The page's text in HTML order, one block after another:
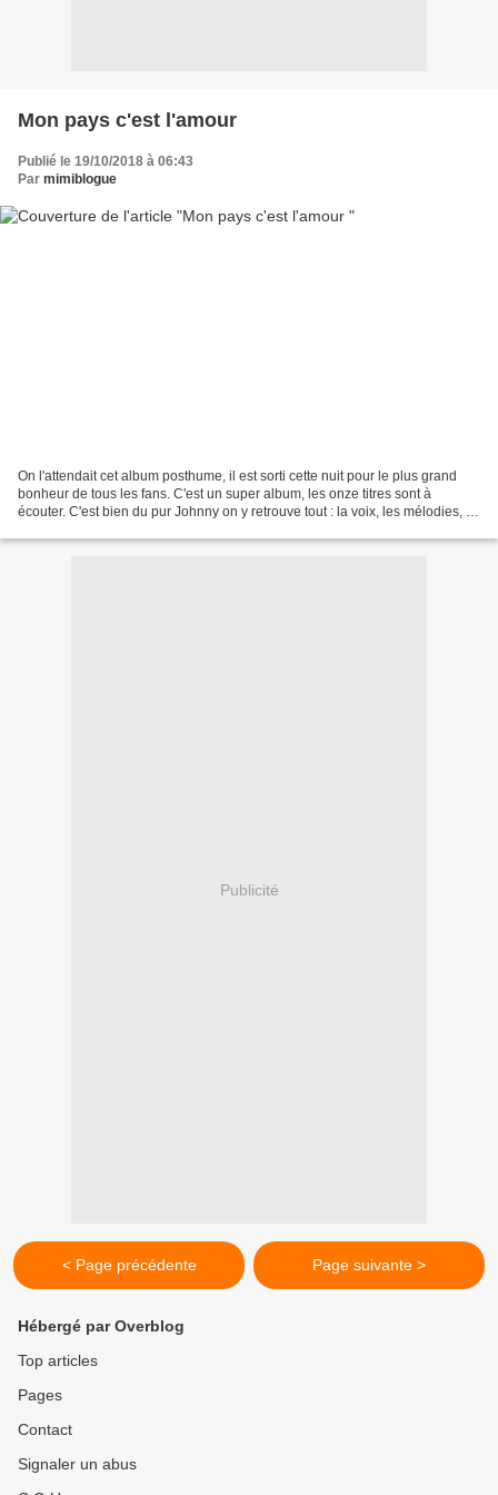
Mon pays c'est l'amour
Publié le 19/10/2018 à 06:43
Par mimiblogue
On l'attendait cet album posthume, il est sorti cette nuit pour le plus grand
bonheur de tous les fans. C'est un super album, les onze titres sont à
écouter. C'est bien du pur Johnny on y retrouve tout : la voix, les mélodies, le
Publicité
< Page précédente Page suivante >
Hébergé par Overblog
Top articles
Pages
Contact
Signaler un abus